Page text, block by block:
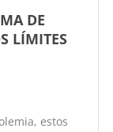
DE
LÍMITES
estos